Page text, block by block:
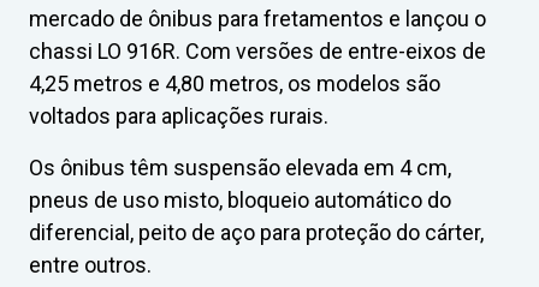
mercado de ônibus para fretamentos e lançou o
chassi LO 916R. Com versões de entre-eixos de
4,25 metros e 4,80 metros, os modelos são
voltados para aplicações rurais.
Os ônibus têm suspensão elevada em 4 cm,
pneus de uso misto, bloqueio automático do
diferencial, peito de aço para proteção do cárter,
entre outros.